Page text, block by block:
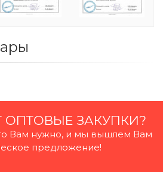
ОПТОВЫЕ ЗАКУПКИ?
Вам нужно, и мы вышлем Вам
предложение!